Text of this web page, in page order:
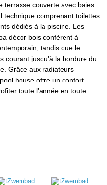
terrasse couverte avec baies
technique comprenant toilettes
dédiés à la piscine. Les
décor bois confèrent à
tandis que le
courant jusqu'à la bordure du
Grâce aux radiateurs
house offre un confort
toute l'année en toute